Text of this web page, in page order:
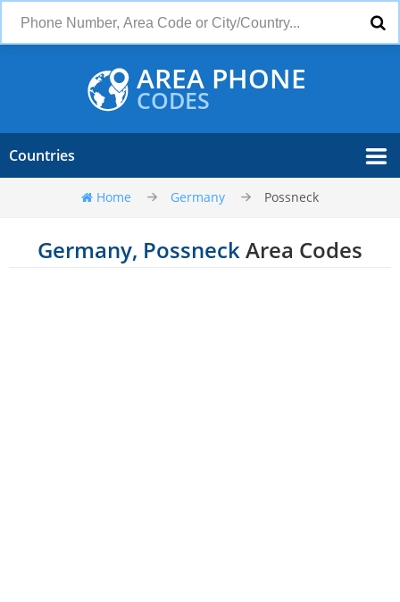
AREA PHONE
CODES
Countries
Home Germany Possneck
Germany, PossneckArea Codes